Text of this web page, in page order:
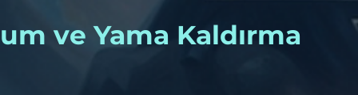
ve Yama Kaldırma